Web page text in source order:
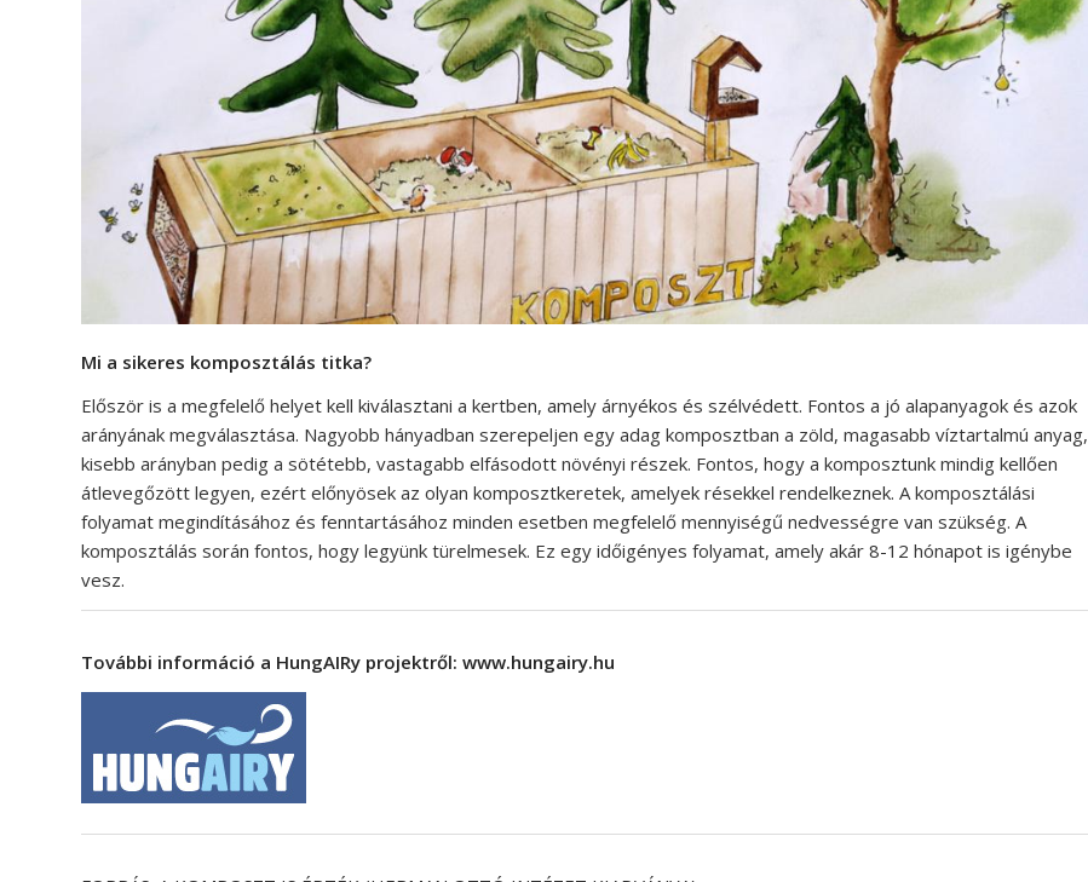
Mi a sikeres komposztálás titka?
Először is a megfelelő helyet kell kiválasztani a kertben, amely árnyékos és szélvédett. Fontos a jó alapanyagok és azok
arányának megválasztása. Nagyobb hányadban szerepeljen egy adag komposztban a zöld, magasabb víztartalmú anyag,
kisebb arányban pedig a sötétebb, vastagabb elfásodott növényi részek. Fontos, hogy a komposztunk mindig kellően
átlevegőzött legyen, ezért előnyösek az olyan komposztkeretek, amelyek résekkel rendelkeznek. A komposztálási
folyamat megindításához és fenntartásához minden esetben megfelelő mennyiségű nedvességre van szükség. A
komposztálás során fontos, hogy legyünk türelmesek. Ez egy időigényes folyamat, amely akár 8-12 hónapot is igénybe
vesz.
További információ a HungAIRy projektről: www.hungairy.hu